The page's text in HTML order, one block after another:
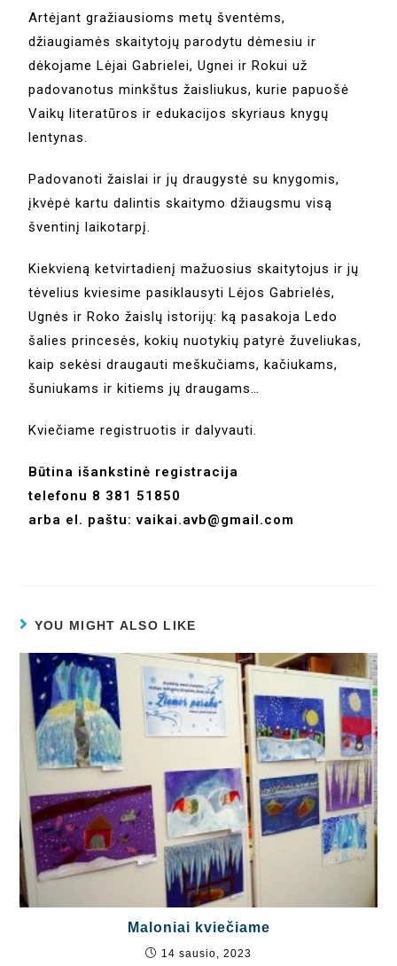
Artėjant gražiausioms metų šventėms,
džiaugiamės skaitytojų parodytu dėmesiu ir
dėkojame Lėjai Gabrielei, Ugnei ir Rokui už
padovanotus minkštus žaisliukus, kurie papuošė
Vaikų literatūros ir edukacijos skyriaus knygų
lentynas.
Padovanoti žaislai ir jų draugystė su knygomis,
įkvėpė kartu dalintis skaitymo džiaugsmu visą
šventinį laikotarpį.
Kiekvieną ketvirtadienį mažuosius skaitytojus ir jų
tėvelius kviesime pasiklausyti Lėjos Gabrielės,
Ugnės ir Roko žaislų istorijų: ką pasakoja Ledo
šalies princesės, kokių nuotykių patyrė žuveliukas,
kaip sekėsi draugauti meškučiams, kačiukams,
šuniukams ir kitiems jų draugams…
Kviečiame registruotis ir dalyvauti.
Būtina išankstinė registracija
telefonu 8 381 51850
arba el. paštu: vaikai.avb@gmail.com
YOU MIGHT ALSO LIKE
Maloniai kviečiame
14 sausio, 2023